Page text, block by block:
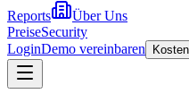
Reports
Über Uns
PreiseSecurity
LoginDemo vereinbaren